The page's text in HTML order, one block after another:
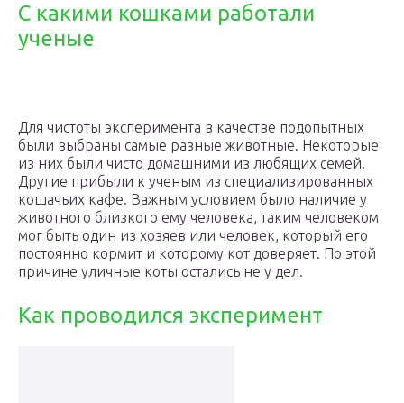
С какими кошками работали
ученые
Для чистоты эксперимента в качестве подопытных
были выбраны самые разные животные. Некоторые
из них были чисто домашними из любящих семей.
Другие прибыли к ученым из специализированных
кошачьих кафе. Важным условием было наличие у
животного близкого ему человека, таким человеком
мог быть один из хозяев или человек, который его
постоянно кормит и которому кот доверяет. По этой
причине уличные коты остались не у дел.
Как проводился эксперимент